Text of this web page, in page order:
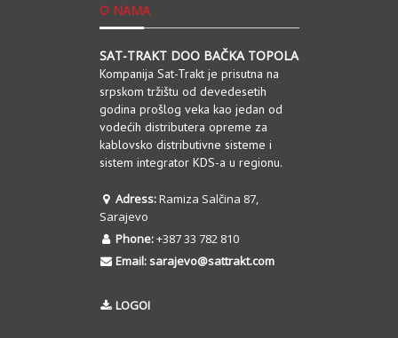
O NAMA
SAT-TRAKT DOO BAČKA TOPOLA
Kompanija Sat-Trakt je prisutna na
srpskom tržištu od devedesetih
godina prošlog veka kao jedan od
vodećih distributera opreme za
kablovsko distributivne sisteme i
sistem integrator KDS-a u regionu.
Adress:Ramiza Salčina 87,
Sarajevo
Phone:+387 33 782 810
Email:sarajevo@sattrakt.com
LOGOI